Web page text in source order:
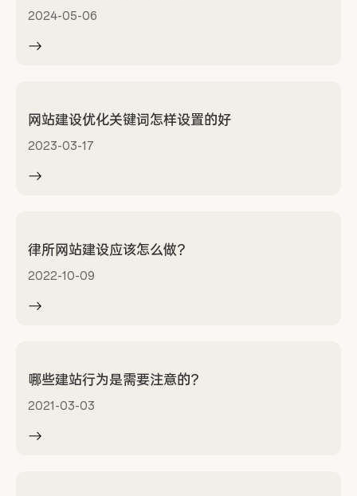
2024-05-06
网站建设优化关键词怎样设置的好
2023-03-17
律所网站建设应该怎么做？
2022-10-09
哪些建站行为是需要注意的？
2021-03-03